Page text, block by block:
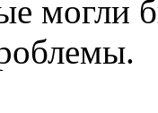
могли